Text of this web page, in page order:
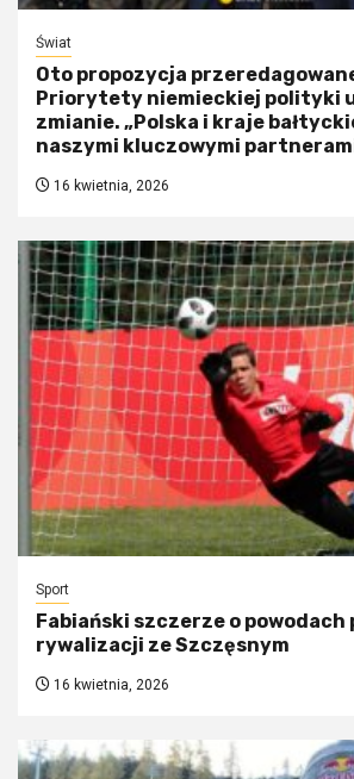
Świat
Oto propozycja
Priorytety niemieckiej polityki
zmianie. „Polska i kraje
naszymi kluczowymi
16 kwietnia, 2026
Sport
Fabiański szczerze o
rywalizacji ze Szczęsnym
16 kwietnia, 2026